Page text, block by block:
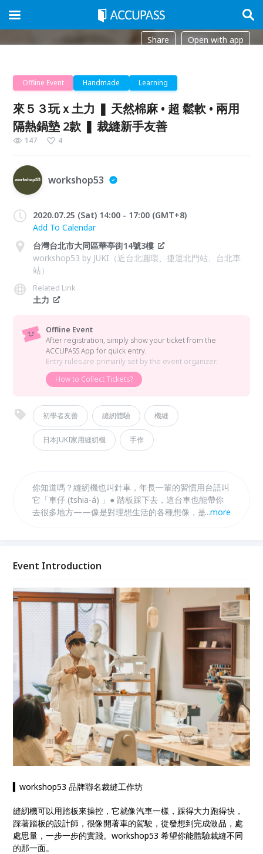
Share Open with app
Offline Event Handmade Learning
來５３玩ｘ土力 ❚ 天然棉麻 • 超 鬆軟 • 兩用
隔熱鍋墊 2款 ❚ 裁縫新手友善
147 4
workshop53
2020.07.25 (Sat) 14:00 - 17:00 (GMT+8)
Add To Calendar
台灣台北市大同區華亭街14號3樓
workshop53 by JUKI（近台北圓環、捷運北門站、台北車
站）
Related Link
土力
Offline Event
After registration, simply show your ticket from the
ACCUPASS App for quick entry.
Entry rules are primarily set by the event organizer.
How to Collect Tickets?
初學者友善 縫紉體驗 機縫
日本JUKI家用縫紉機 手作
你知道嗎？縫紉機也叫針車，年長一輩的習慣用台語叫
它「車仔 (tshia-á) 」● 踏板踩下去，這台車也能帶你
去很多地方——像是對理想生活的各種想像，是能用
自帶領的土力駕訓班，完成可當隔熱手套的雙層鋪棉鍋
...more
Event Introduction
▍workshop53 品牌聯名裁縫工作坊
縫紉機可以用踏板來操控，它就像汽車一樣，踩得大力跑得快，
踩著踏板的設計師，很像開著車的駕駛，從發想到完成做品，處
處思量，一步一步的實踐。workshop53 希望你能體驗裁縫不同
的那一面。